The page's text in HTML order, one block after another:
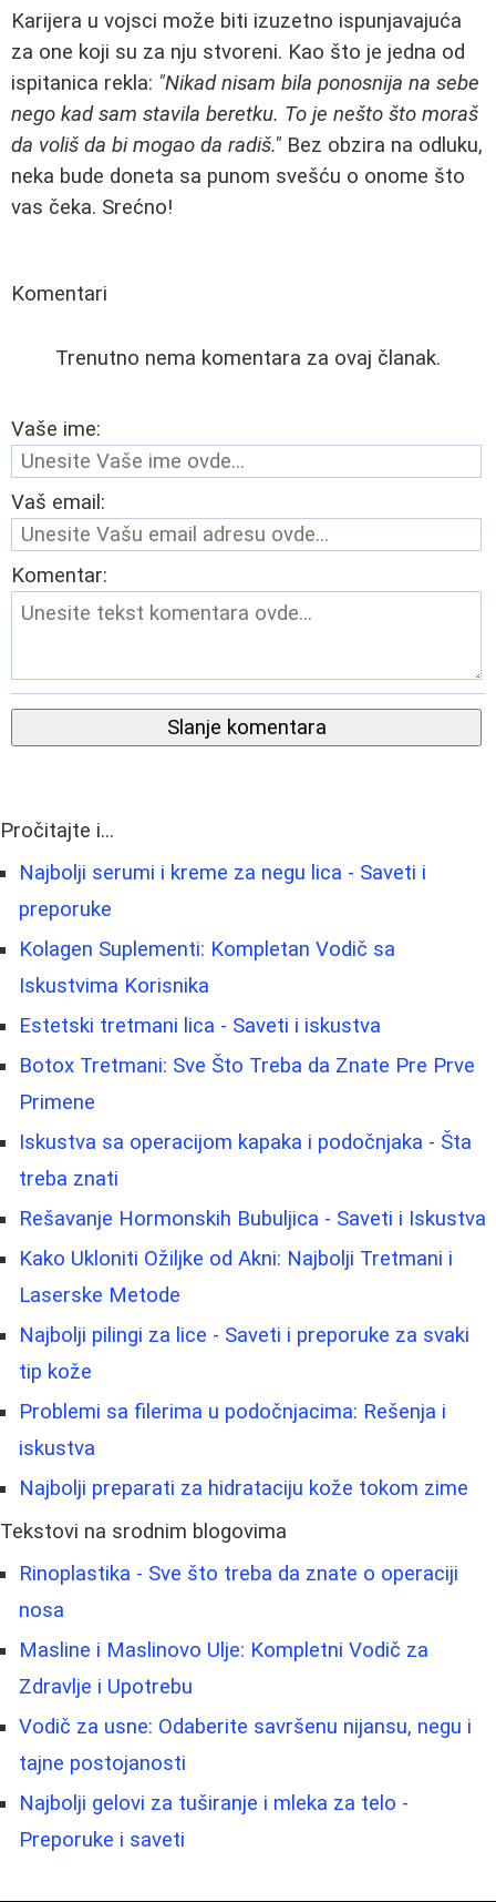
Karijera u vojsci može biti izuzetno ispunjavajuća
za one koji su za nju stvoreni. Kao što je jedna od
ispitanica rekla: "Nikad nisam bila ponosnija na sebe
nego kad sam stavila beretku. To je nešto što moraš
da voliš da bi mogao da radiš." Bez obzira na odluku,
neka bude doneta sa punom svešću o onome što
vas čeka. Srećno!
Komentari
Trenutno nema komentara za ovaj članak.
Vaše ime:
Vaš email:
Komentar:
Slanje komentara
Pročitajte i...
Najbolji serumi i kreme za negu lica - Saveti i
preporuke
Kolagen Suplementi: Kompletan Vodič sa
Iskustvima Korisnika
Estetski tretmani lica - Saveti i iskustva
Botox Tretmani: Sve Što Treba da Znate Pre Prve
Primene
Iskustva sa operacijom kapaka i podočnjaka - Šta
treba znati
Rešavanje Hormonskih Bubuljica - Saveti i Iskustva
Kako Ukloniti Ožiljke od Akni: Najbolji Tretmani i
Laserske Metode
Najbolji pilingi za lice - Saveti i preporuke za svaki
tip kože
Problemi sa filerima u podočnjacima: Rešenja i
iskustva
Najbolji preparati za hidrataciju kože tokom zime
Tekstovi na srodnim blogovima
Rinoplastika - Sve što treba da znate o operaciji
nosa
Masline i Maslinovo Ulje: Kompletni Vodič za
Zdravlje i Upotrebu
Vodič za usne: Odaberite savršenu nijansu, negu i
tajne postojanosti
Najbolji gelovi za tuširanje i mleka za telo -
Preporuke i saveti